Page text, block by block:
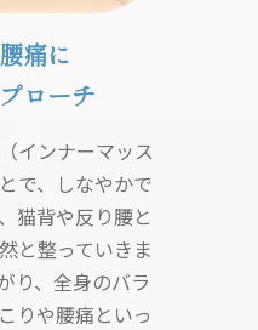
痛に
ローチ
インナーマッス
で、しなやかで
猫背や反り腰と
と整っていきま
り、全身のバラ
りや腰痛といっ